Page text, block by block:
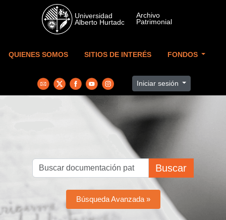
Skip to main content
QUIENES SOMOS SITIOS DE INTERÉS FONDOS
Iniciar sesión
Buscar
Búsqueda Avanzada »